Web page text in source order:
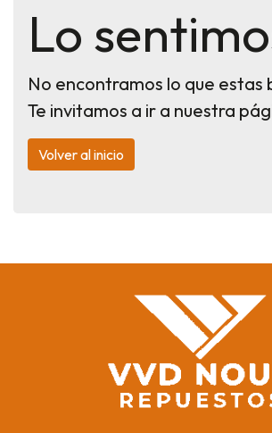
Lo
No encontramos lo que estas
Te invitamos a ir a nuestra
Volver al inicio